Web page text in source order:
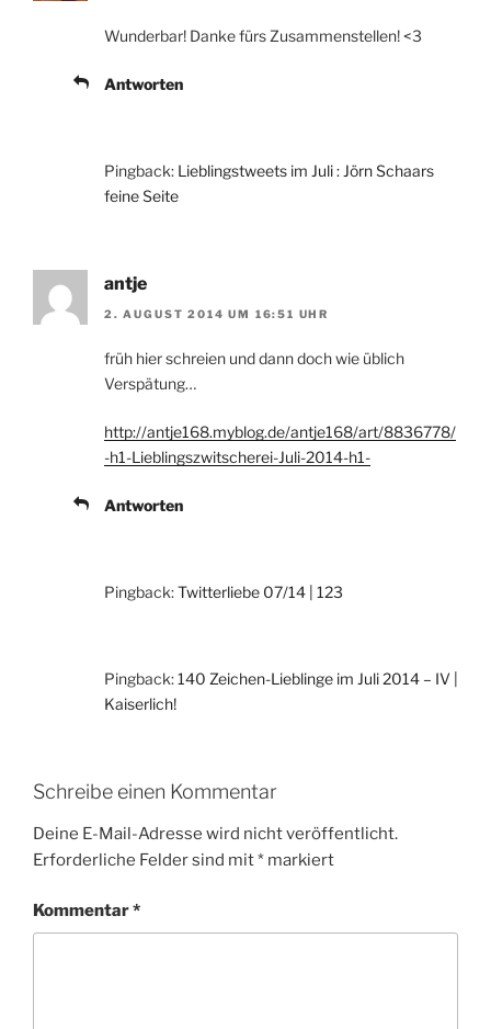
Wunderbar! Danke fürs Zusammenstellen! <3
Antworten
Pingback: Lieblingstweets im Juli : Jörn Schaars
feine Seite
antje
2. AUGUST 2014 UM 16:51 UHR
früh hier schreien und dann doch wie üblich
Verspätung…
http://antje168.myblog.de/antje168/art/8836778/
-h1-Lieblingszwitscherei-Juli-2014-h1-
Antworten
Pingback:Twitterliebe 07/14 | 123
Pingback:140 Zeichen-Lieblinge im Juli 2014 – IV |
Kaiserlich!
Schreibe einen Kommentar
Deine E-Mail-Adresse wird nicht veröffentlicht.
Erforderliche Felder sind mit* markiert
Kommentar*